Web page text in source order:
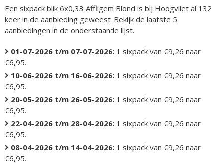
Een sixpack blik 6x0,33 Affligem Blond is bij Hoogvliet al 132
keer in de aanbieding geweest. Bekijk de laatste 5
aanbiedingen in de onderstaande lijst.
01-07-2026 t/m 07-07-2026: 1 sixpack van €9,26 naar
€6,95.
10-06-2026 t/m 16-06-2026: 1 sixpack van €9,26 naar
€6,95.
20-05-2026 t/m 26-05-2026: 1 sixpack van €9,26 naar
€6,95.
22-04-2026 t/m 28-04-2026: 1 sixpack van €9,26 naar
€6,95.
08-04-2026 t/m 14-04-2026: 1 sixpack van €9,26 naar
€6,95.